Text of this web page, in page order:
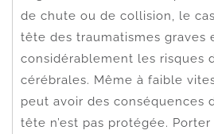
de chute ou de collision, le
tête des traumatismes graves
considérablement les risques
cérébrales. Même à faible
peut avoir des conséquences
tête n’est pas protégée.